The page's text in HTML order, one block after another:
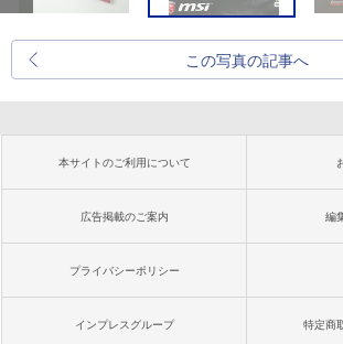
この写真の記事へ
本サイトのご利用について
広告掲載のご案内 編
プライバシーポリシー
インプレスグループ 特定商